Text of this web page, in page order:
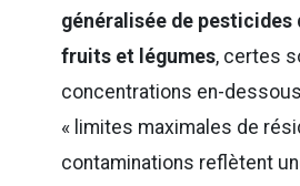
généralisée de pesticides
fruits et légumes, certes
concentrations en-
« limites maximales de
contaminations reflètent